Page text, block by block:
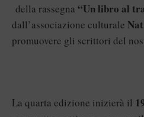
della rassegna “Un libro al
dall’associazione culturale
promuovere gli scrittori del
La quarta edizione inizierà il